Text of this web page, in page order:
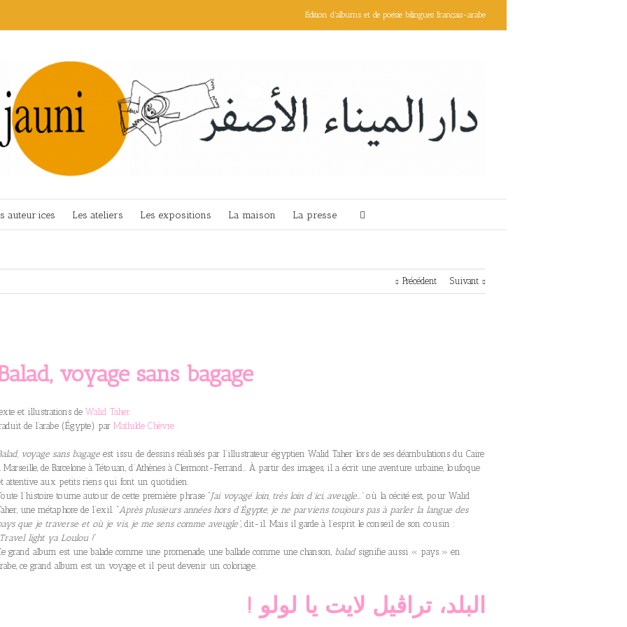
Édition d'albums et de poésie bilingues français-arabe
auteur·ices Les ateliers Les expositions La maison La presse
Précédent Suivant
voyage sans bagage
et illustrations de Walid Taher
de l’arabe (Égypte) par Mathilde Chèvre
voyage sans bagageest issu de dessins réalisés par l’illustrateur égyptien Walid Taher lors de ses déambulations du Caire
Marseille, de Barcelone à Tétouan, d’Athènes à Clermont-Ferrand… À partir des images, il a écrit une aventure urbaine, loufoque
attentive aux petits riens qui font un quotidien.
l’histoire tourne autour de cette première phrase “J’ai voyagé loin, très loin d’ici, aveugle…” où la cécité est, pour Walid
une métaphore de l’exil. “Après plusieurs années hors d’Égypte, je ne parviens toujours pas à parler la langue des
que je traverse et où je vis, je me sens comme aveugle”, dit-il. Mais il garde à l’esprit le conseil de son cousin :
Travel light ya Loulou !”
grand album est une balade comme une promenade, une ballade comme une chanson, baladsignifie aussi « pays » en
ce grand album est un voyage et il peut devenir un coloriage.
! البلد، تراڨيل لايت يا لولو